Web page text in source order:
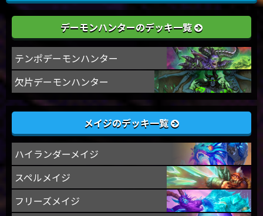
デーモンハンターのデッキ一覧
テンポデーモンハンター
欠片デーモンハンター
メイジのデッキ一覧
ハイランダーメイジ
スペルメイジ
フリーズメイジ